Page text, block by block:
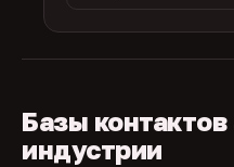
Базы
индустрии